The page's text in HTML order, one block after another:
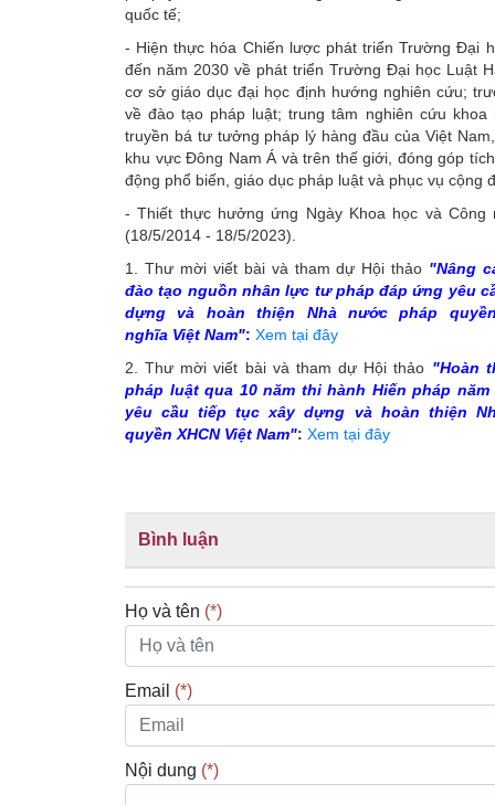
quốc tế;
- Hiện thực hóa Chiến lược phát triển Trường Đại
đến năm 2030 về phát triển Trường Đại học Luật
cơ sở giáo dục đại học định hướng nghiên cứu;
về đào tạo pháp luật; trung tâm nghiên cứu khoa
truyền bá tư tưởng pháp lý hàng đầu của Việt
khu vực Đông Nam Á và trên thế giới, đóng góp
động phổ biến, giáo dục pháp luật và phục vụ cộng
- Thiết thực hưởng ứng Ngày Khoa học và Công
(18/5/2014 - 18/5/2023).
1. Thư mời viết bài và tham dự Hội thảo "Nâng
đào tạo nguồn nhân lực tư pháp đáp ứng yêu
dựng và hoàn thiện Nhà nước pháp
nghĩa Việt Nam": Xem tại đây
2. Thư mời viết bài và tham dự Hội thảo "Hoàn
pháp luật qua 10 năm thi hành Hiến pháp năm
yêu cầu tiếp tục xây dựng và hoàn thiện
quyền XHCN Việt Nam": Xem tại đây
Bình luận
Họ và tên (*)
Email (*)
Nội dung (*)